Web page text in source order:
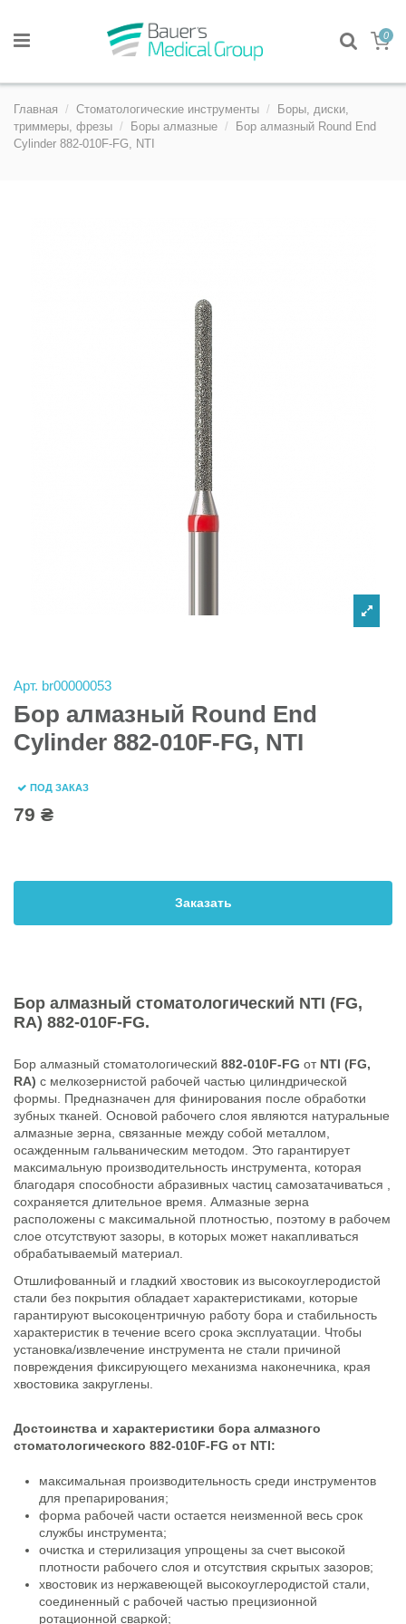
0
Главная Стоматологические инструменты
Боры, диски,
триммеры, фрезы
Боры алмазные
Бор алмазный Round End
Cylinder 882-010F-FG, NTI
Арт. br00000053
Бор алмазный Round End
Cylinder 882-010F-FG, NTI
ПОД ЗАКАЗ
79 ₴
Заказать
Бор алмазный стоматологический NTI (FG,
RA) 882-010F-FG.
Бор алмазный стоматологический 882-010F-FG от NTI (FG,
RA) с мелкозернистой рабочей частью цилиндрической
формы. Предназначен для финирования после обработки
зубных тканей. Основой рабочего слоя являются натуральные
алмазные зерна, связанные между собой металлом,
осажденным гальваническим методом. Это гарантирует
максимальную производительность инструмента, которая
благодаря способности абразивных частиц самозатачиваться ,
сохраняется длительное время. Алмазные зерна
расположены с максимальной плотностью, поэтому в рабочем
слое отсутствуют зазоры, в которых может накапливаться
обрабатываемый материал.
Отшлифованный и гладкий хвостовик из высокоуглеродистой
стали без покрытия обладает характеристиками, которые
гарантируют высокоцентричную работу бора и стабильность
характеристик в течение всего срока эксплуатации. Чтобы
установка/извлечение инструмента не стали причиной
повреждения фиксирующего механизма наконечника, края
хвостовика закруглены.
Достоинства и характеристики бора алмазного
стоматологического 882-010F-FG от NTI:
максимальная производительность среди инструментов
для препарирования;
форма рабочей части остается неизменной весь срок
службы инструмента;
очистка и стерилизация упрощены за счет высокой
плотности рабочего слоя и отсутствия скрытых зазоров;
хвостовик из нержавеющей высокоуглеродистой стали,
соединенный с рабочей частью прецизионной
ротационной сваркой;